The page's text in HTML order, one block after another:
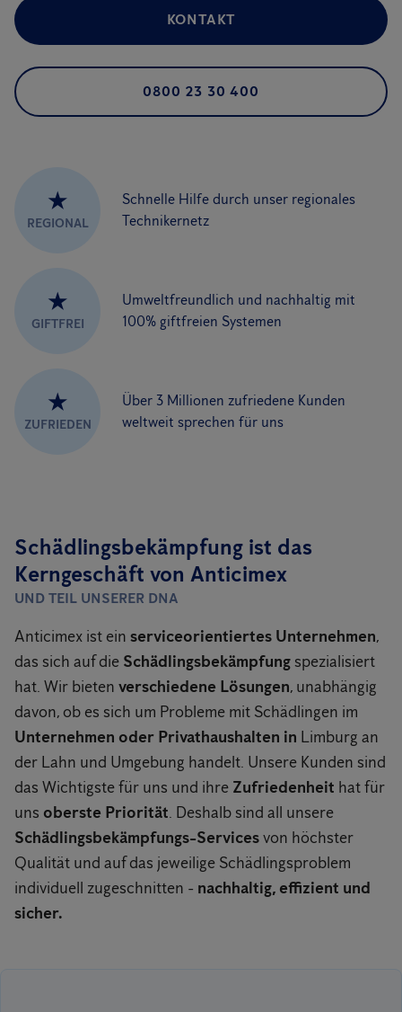
KONTAKT
0800 23 30 400
★
REGIONAL
Schnelle Hilfe durch unser regionales
Technikernetz
★
GIFTFREI
Umweltfreundlich und nachhaltig mit
100% giftfreien Systemen
★
ZUFRIEDEN
Über 3 Millionen zufriedene Kunden
weltweit sprechen für uns
Schädlingsbekämpfung ist das
Kerngeschäft von Anticimex
UND TEIL UNSERER DNA
Anticimex ist ein serviceorientiertes Unternehmen,
das sich auf die Schädlingsbekämpfung spezialisiert
hat. Wir bieten verschiedene Lösungen, unabhängig
davon, ob es sich um Probleme mit Schädlingen im
Unternehmen oder Privathaushalten in Limburg an
der Lahn und Umgebung handelt. Unsere Kunden sind
das Wichtigste für uns und ihre Zufriedenheit hat für
uns oberste Priorität. Deshalb sind all unsere
Schädlingsbekämpfungs-Servicesvon höchster
Qualität und auf das jeweilige Schädlingsproblem
individuell zugeschnitten - nachhaltig, effizient und
sicher.